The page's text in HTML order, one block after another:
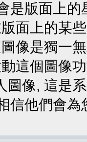
是版面上
面上的某
像是獨一
這個圖像
圖像, 這是
信他們會為